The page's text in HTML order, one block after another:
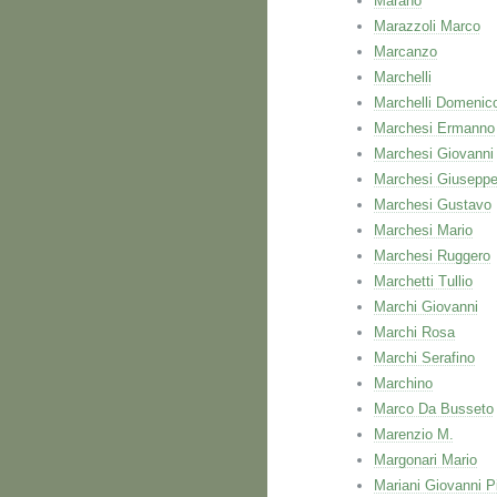
Marazzoli Marco
Marcanzo
Marchelli
Marchelli
Marchesi Ermanno
Marchesi Giovanni
Marchesi Giuseppe
Marchesi Gustavo
Marchesi Mario
Marchesi Ruggero
Marchetti Tullio
Marchi Giovanni
Marchi Rosa
Marchi Serafino
Marchino
Marco Da Busseto
Marenzio M.
Margonari Mario
Mariani Giovanni